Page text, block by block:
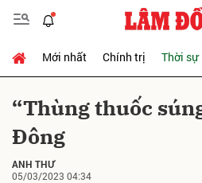
Mới nhất Chính trị Thời sự
“Thùng thuốc
Đông
ANH THƯ
05/03/2023 04:34
Gửi bình luận